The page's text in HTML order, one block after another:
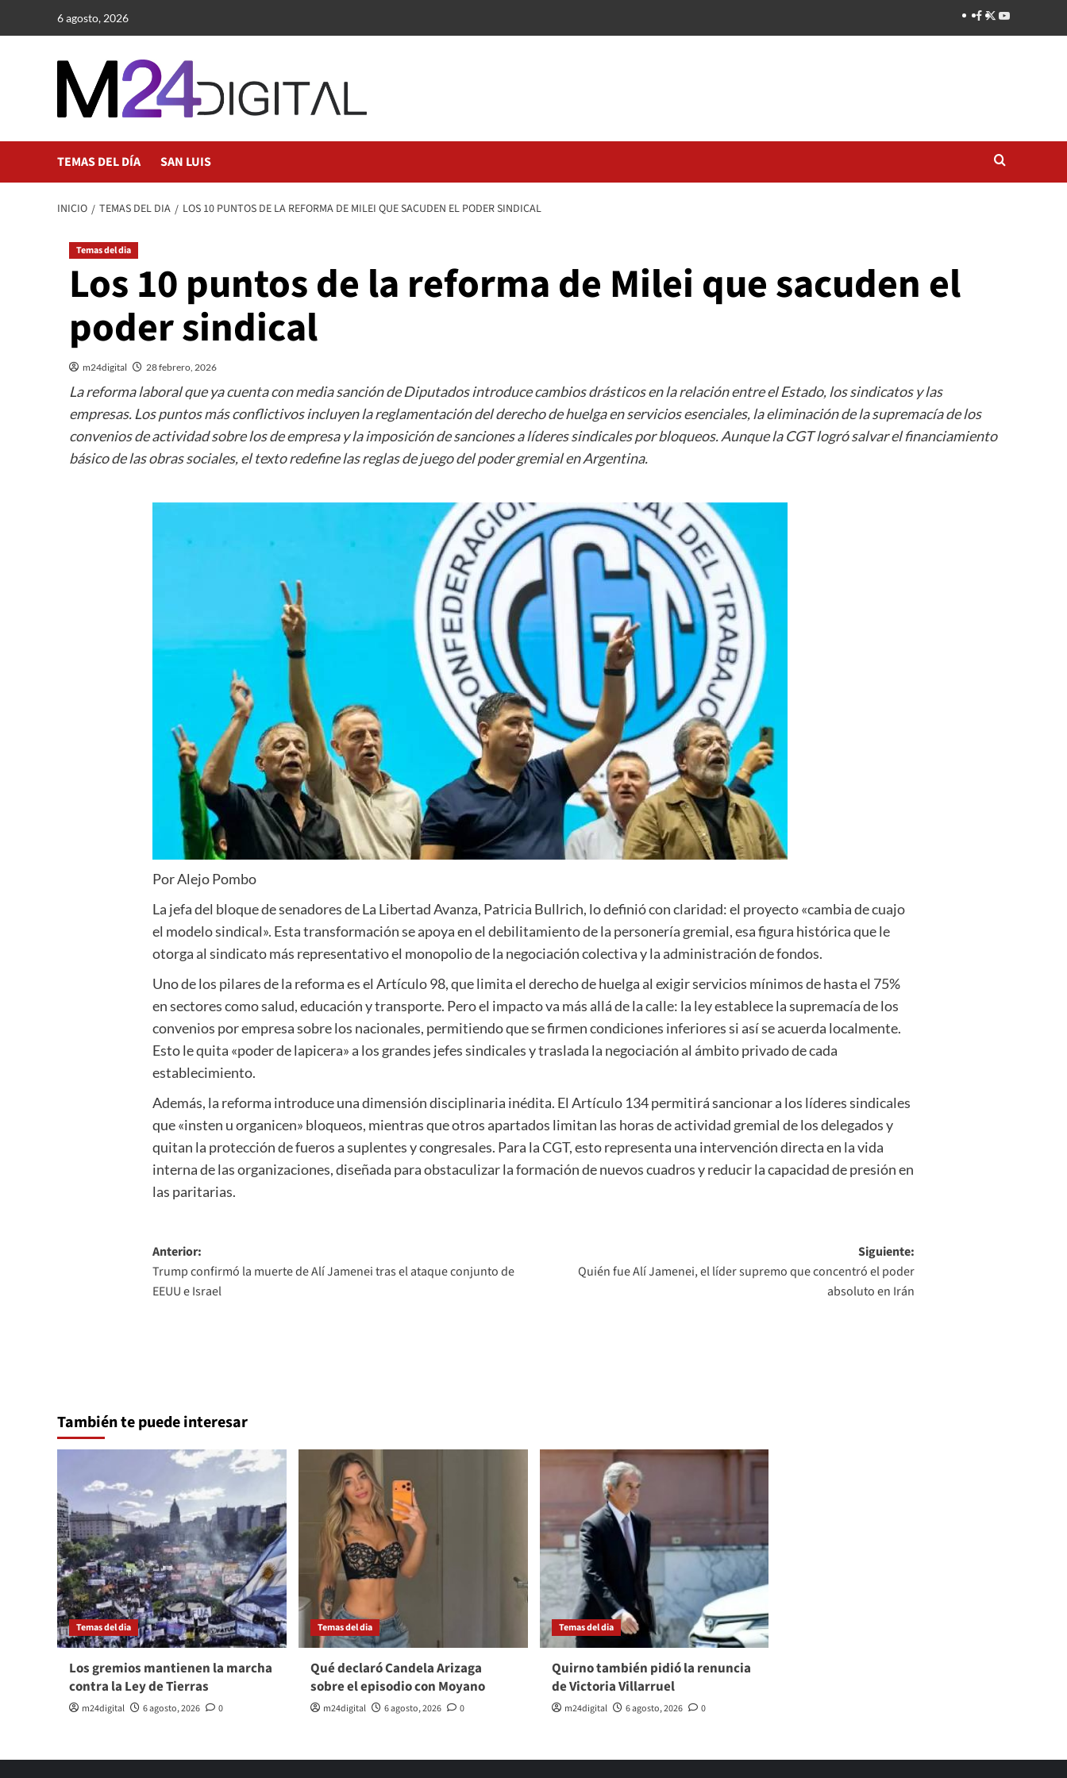
6 agosto, 2026
TEMAS DEL DÍA SAN LUIS
INICIO TEMAS DEL DIA LOS 10 PUNTOS DE LA REFORMA DE MILEI QUE SACUDEN EL PODER SINDICAL
Temas del dia
Los 10 puntos de la reforma de Milei que sacuden el
poder sindical
m24digital 28 febrero, 2026
La reforma laboral que ya cuenta con media sanción de Diputados introduce cambios drásticos en la relación entre el Estado, los sindicatos y las
empresas. Los puntos más conflictivos incluyen la reglamentación del derecho de huelga en servicios esenciales, la eliminación de la supremacía de los
convenios de actividad sobre los de empresa y la imposición de sanciones a líderes sindicales por bloqueos. Aunque la CGT logró salvar el financiamiento
básico de las obras sociales, el texto redefine las reglas de juego del poder gremial en Argentina.
Por Alejo Pombo
La jefa del bloque de senadores de La Libertad Avanza, Patricia Bullrich, lo definió con claridad: el proyecto «cambia de cuajo
el modelo sindical». Esta transformación se apoya en el debilitamiento de la personería gremial, esa figura histórica que le
otorga al sindicato más representativo el monopolio de la negociación colectiva y la administración de fondos.
Uno de los pilares de la reforma es el Artículo 98, que limita el derecho de huelga al exigir servicios mínimos de hasta el 75%
en sectores como salud, educación y transporte. Pero el impacto va más allá de la calle: la ley establece la supremacía de los
convenios por empresa sobre los nacionales, permitiendo que se firmen condiciones inferiores si así se acuerda localmente.
Esto le quita «poder de lapicera» a los grandes jefes sindicales y traslada la negociación al ámbito privado de cada
establecimiento.
Además, la reforma introduce una dimensión disciplinaria inédita. El Artículo 134 permitirá sancionar a los líderes sindicales
que «insten u organicen» bloqueos, mientras que otros apartados limitan las horas de actividad gremial de los delegados y
quitan la protección de fueros a suplentes y congresales. Para la CGT, esto representa una intervención directa en la vida
interna de las organizaciones, diseñada para obstaculizar la formación de nuevos cuadros y reducir la capacidad de presión en
las paritarias.
Navegación
de
entradas
Anterior:
Trump confirmó la muerte de Alí Jamenei tras el ataque conjunto de
EEUU e Israel
Siguiente:
Quién fue Alí Jamenei, el líder supremo que concentró el poder
absoluto en Irán
También te puede interesar
Temas del dia
Los gremios mantienen la marcha
contra la Ley de Tierras
m24digital 6 agosto, 2026 0
Temas del dia
Qué declaró Candela Arizaga
sobre el episodio con Moyano
m24digital 6 agosto, 2026 0
Temas del dia
Quirno también pidió la renuncia
de Victoria Villarruel
m24digital 6 agosto, 2026 0